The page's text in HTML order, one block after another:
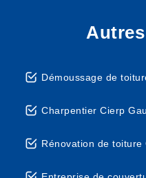
Démoussage de
Charpentier Cierp
Rénovation de